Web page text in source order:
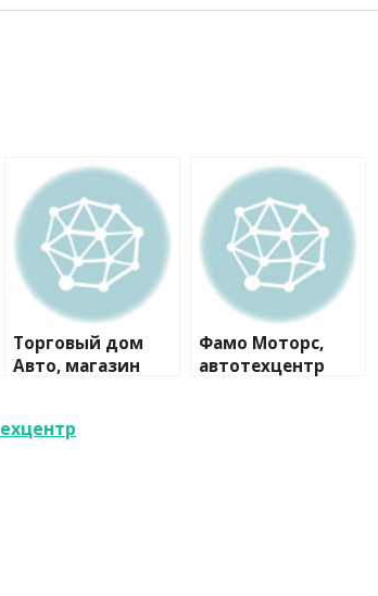
Торговый дом
Авто, магазин
Фамо Моторс,
автотехцентр